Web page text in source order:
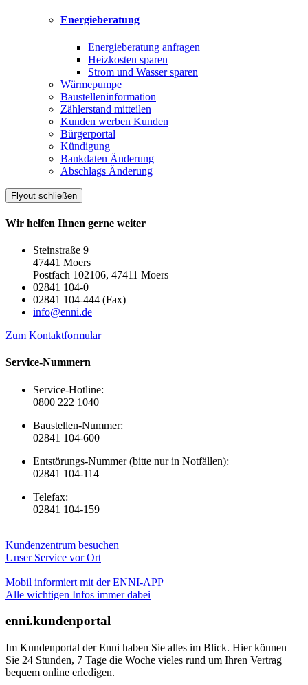
Energieberatung
Energieberatung anfragen
Heizkosten sparen
Strom und Wasser sparen
Wärmepumpe
Baustelleninformation
Zählerstand mitteilen
Kunden werben Kunden
Bürgerportal
Kündigung
Bankdaten Änderung
Abschlags Änderung
Flyout schließen
Wir helfen Ihnen gerne weiter
Steinstraße 9
47441 Moers
Postfach 102106, 47411 Moers
02841 104-0
02841 104-444 (Fax)
info@enni.de
Zum Kontaktformular
Service-Nummern
Service-Hotline:
0800 222 1040
Baustellen-Nummer:
02841 104-600
Entstörungs-Nummer (bitte nur in Notfällen):
02841 104-114
Telefax:
02841 104-159
Kundenzentrum besuchen
Unser Service vor Ort
Mobil informiert mit der ENNI-APP
Alle wichtigen Infos immer dabei
enni.kundenportal
Im Kundenportal der Enni haben Sie alles im Blick. Hier können
Sie 24 Stunden, 7 Tage die Woche vieles rund um Ihren Vertrag
bequem online erledigen.